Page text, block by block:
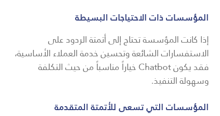
المؤسسات ذات الاحتياجات البسيطة
إذا كانت المؤسسة تحتاج إلى أتمتة الردود على
الاستفسارات الشائعة وتحسين خدمة العملاء الأساسية،
فقد يكون Chatbot خياراً مناسباً من حيث التكلفة
وسهولة التنفيذ.
المؤسسات التي تسعى للأتمتة المتقدمة